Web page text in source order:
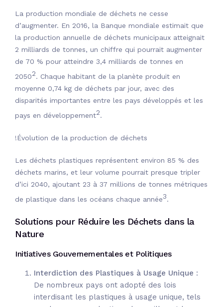
La production mondiale de déchets ne cesse
d’augmenter. En 2016, la Banque mondiale estimait que
la production annuelle de déchets municipaux atteignait
2 milliards de tonnes, un chiffre qui pourrait augmenter
de 70 % pour atteindre 3,4 milliards de tonnes en
20502. Chaque habitant de la planète produit en
moyenne 0,74 kg de déchets par jour, avec des
disparités importantes entre les pays développés et les
pays en développement2.
!Évolution de la production de déchets
Les déchets plastiques représentent environ 85 % des
déchets marins, et leur volume pourrait presque tripler
d’ici 2040, ajoutant 23 à 37 millions de tonnes métriques
de plastique dans les océans chaque année3.
Solutions pour Réduire les Déchets dans la
Nature
Initiatives Gouvernementales et Politiques
Interdiction des Plastiques à Usage Unique :
De nombreux pays ont adopté des lois
interdisant les plastiques à usage unique, tels